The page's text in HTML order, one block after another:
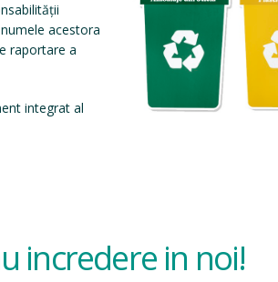
acestora
raportare a
integrat al
incredere in noi!